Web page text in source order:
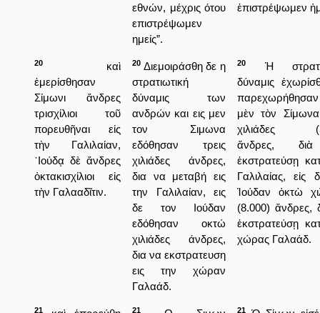
εθνών, μέχρις ότου
επιστρέψωμεν
ημείς”.
ἐπιστρέψωμεν
20
καὶ
ἐμερίσθησαν
Σίμωνι ἄνδρες
τρισχίλιοι τοῦ
πορευθῆναι εἰς
τὴν Γαλιλαίαν,
᾿Ιούδᾳ δὲ ἄνδρες
ὀκτακισχίλιοι εἰς
τὴν Γαλααδῖτιν.
20 Διεμοιράσθη δε η
στρατιωτική
δύναμις των
ανδρών και εις μεν
τον Σιμωνα
εδόθησαν τρεις
χιλιάδες άνδρες,
δια να μεταβή εις
την Γαλιλαίαν, εις
δε τον Ιούδαν
εδόθησαν οκτώ
χιλιάδες άνδρες,
δια να εκστρατευση
εις την χώραν
Γαλαάδ.
20
Ἡ
δύναμις
μὲν τὸν Σίμωνα
χιλιάδες
ἄνδρες,
ἐκστρατεύσῃ
Γαλιλαίας, εἰς
Ἰούδαν ὀκτὼ
(8.000) ἄνδρες,
ἐκστρατεύσῃ
χώρας Γαλαάδ.
21 21 21